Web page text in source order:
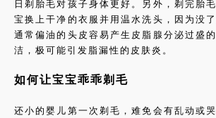
日剃胎毛对孩子身体更好。另外，剃完胎
宝换上干净的衣服并用温水洗头，因为没
通常偏油的头皮容易产生皮脂腺分泌过盛
洁，极可能引发脂漏性的皮肤炎。
如何让宝宝乖乖剃毛
还小的婴儿第一次剃毛，难免会有乱动或